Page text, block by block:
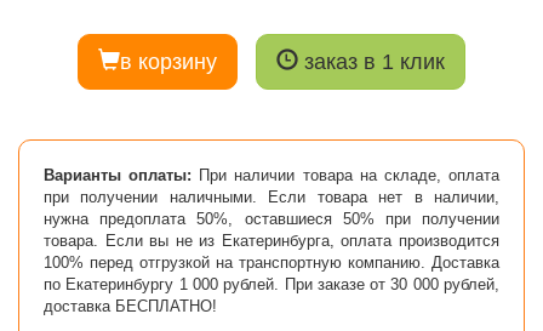
в корзину заказ в 1 клик
Варианты оплаты: При наличии товара на складе, оплата
при получении наличными. Если товара нет в наличии,
нужна предоплата 50%, оставшиеся 50% при получении
товара. Если вы не из Екатеринбурга, оплата производится
100% перед отгрузкой на транспортную компанию. Доставка
по Екатеринбургу 1 000 рублей. При заказе от 30 000 рублей,
доставка БЕСПЛАТНО!